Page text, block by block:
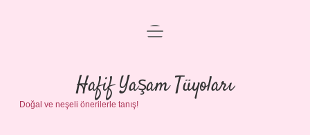
Anasayfa
Gizlilik Politikası
Yasal Uyarı
menüyü
Hafif Yaşam Tüyoları
Doğal ve neşeli önerilerle tanış!